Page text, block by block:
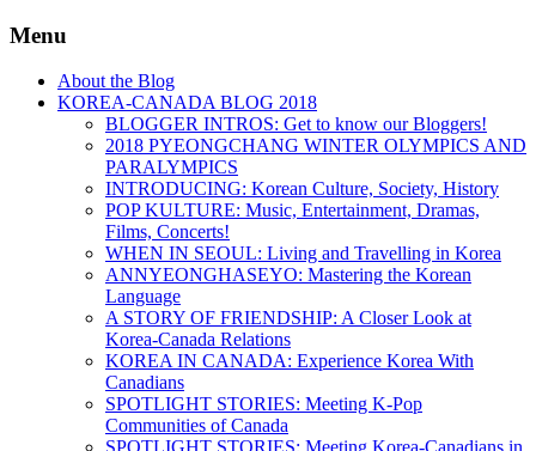
Menu
About the Blog
KOREA-CANADA BLOG 2018
BLOGGER INTROS: Get to know our Bloggers!
2018 PYEONGCHANG WINTER OLYMPICS AND
PARALYMPICS
INTRODUCING: Korean Culture, Society, History
POP KULTURE: Music, Entertainment, Dramas,
Films, Concerts!
WHEN IN SEOUL: Living and Travelling in Korea
ANNYEONGHASEYO: Mastering the Korean
Language
A STORY OF FRIENDSHIP: A Closer Look at
Korea-Canada Relations
KOREA IN CANADA: Experience Korea With
Canadians
SPOTLIGHT STORIES: Meeting K-Pop
Communities of Canada